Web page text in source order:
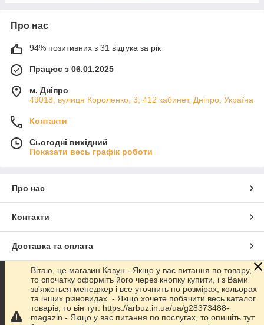
Про нас
94% позитивних з 31 відгука за рік
Працює з 06.01.2025
м. Дніпро
49018, вулиця Короленко, 3, 412 кабинет, Дніпро, Україна
Контакти
Сьогодні вихідний
Показати весь графік роботи
Про нас
Контакти
Доставка та оплата
Графік роботи
Повна версія сайту
Вітаю, це магазин Кавун - Якщо у вас питання по товару,
то спочатку оформіть його через кнопку купити, і з Вами
зв'яжеться менеджер і все уточнить по розмірах, кольорах
та інших різновидах. - Якщо хочете побачити весь каталог
товарів, то він тут: https://arbuz.in.ua/ua/g28373488-
magazin - Якщо у вас питання по послугах, то опишіть тут